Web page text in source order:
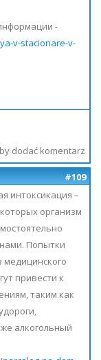
-
v-stacionare-v-
dodać komentarz
#109
интоксикация –
организм
Попытки
медицинского
привести к
таким как
алкогольный